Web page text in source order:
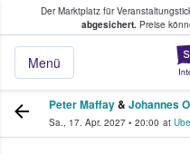
Der Marktplatz für
abgesichert.Preise
Menü
Tickets kaufen
Peter Maffay& Johannes
Sa., 17. Apr. 2027 • 20:00 at